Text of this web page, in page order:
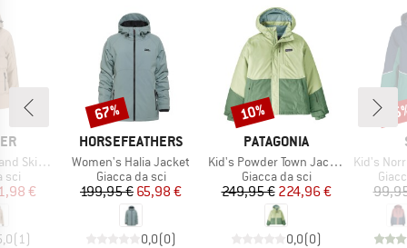
Pro 10000
sci
ridotto
€
(1)
MARCHIO
HORSEFEATHERS
Articolo
Women's Halia Jacket
Gruppo di prodotti
Giacca da sci
Prezzo
199,95 €Prezzo ridotto
65,98 €
0,0(0)
Sconto
67%
MARCHIO
PATAGONIA
Articolo
Kid's Powder Town Jacket
Gruppo di prodotti
Giacca da sci
Prezzo
249,95 €Prezzo ridotto
224,96 €
0,0(0)
Sconto
10%
Articolo
Kid's